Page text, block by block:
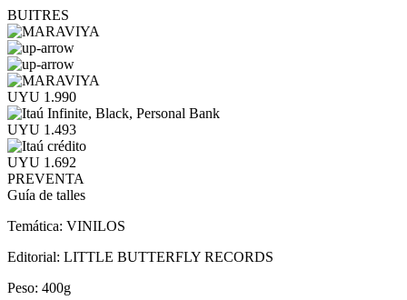
BUITRES
UYU 1.990
UYU 1.493
UYU 1.692
PREVENTA
Guía de talles
Temática: VINILOS
Editorial: LITTLE BUTTERFLY RECORDS
Peso: 400g